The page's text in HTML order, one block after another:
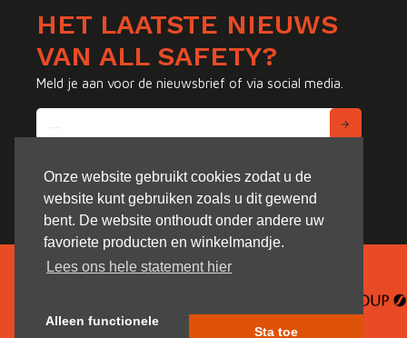
Onze website gebruikt cookies zodat u de
website kunt gebruiken zoals u dit gewend
bent. De website onthoudt onder andere uw
favoriete producten en winkelmandje.
Lees ons hele statement hier
Alleen functionele
Sta toe
HET LAATSTE NIEUWS
VAN ALL SAFETY?
Meld je aan voor de nieuwsbrief of via social media.